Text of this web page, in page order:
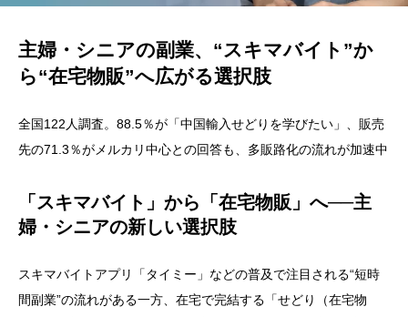
主婦・シニアの副業、“スキマバイト”か
ら“在宅物販”へ広がる選択肢
全国122人調査。88.5％が「中国輸入せどりを学びたい」、販売
先の71.3％がメルカリ中心との回答も、多販路化の流れが加速中
「スキマバイト」から「在宅物販」へ──主
婦・シニアの新しい選択肢
スキマバイトアプリ「タイミー」などの普及で注目される“短時
間副業”の流れがある一方、在宅で完結する「せどり（在宅物